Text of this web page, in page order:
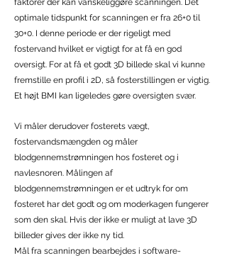
faktorer der kan vanskeliggøre scanningen. Det
optimale tidspunkt for scanningen er fra 26+0 til
30+0. I denne periode er der rigeligt med
fostervand hvilket er vigtigt for at få en god
oversigt. For at få et godt 3D billede skal vi kunne
fremstille en profil i 2D, så fosterstillingen er vigtig.
Et højt BMI kan ligeledes gøre oversigten svær.
Vi måler derudover fosterets vægt,
fostervandsmængden og måler
blodgennemstrømningen hos fosteret og i
navlesnoren. Målingen af
blodgennemstrømningen er et udtryk for om
fosteret har det godt og om moderkagen fungerer
som den skal. Hvis der ikke er muligt at lave 3D
billeder gives der ikke ny tid.
Mål fra scanningen bearbejdes i software-